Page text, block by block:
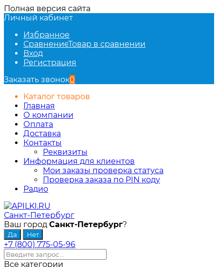
Полная версия сайта
Личный кабинет
Избранное
СравнениеТовар в сравнении
Вход
Регистрация
Заказать звонок0
Каталог товаров
Главная
О компании
Оплата
Доставка
Контакты
Реквизиты
Информация для клиентов
Мои заказы проверка статуса
Проверка заказа по PIN коду
Радио
Санкт-Петербург
Ваш город Санкт-Петербург?
+7 (800) 775-05-96
Все категории